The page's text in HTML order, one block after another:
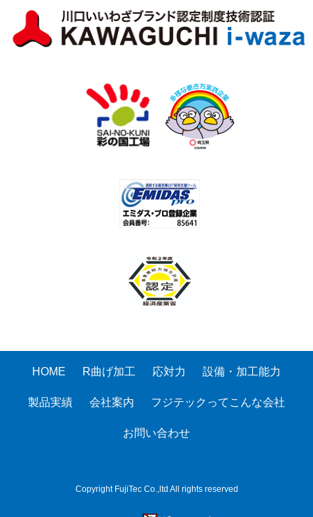
HOME R曲げ加工 応対力 設備・加工能力
製品実績 会社案内 フジテックってこんな会社
お問い合わせ
Copyright FujiTec Co.,ltd All rights reserved